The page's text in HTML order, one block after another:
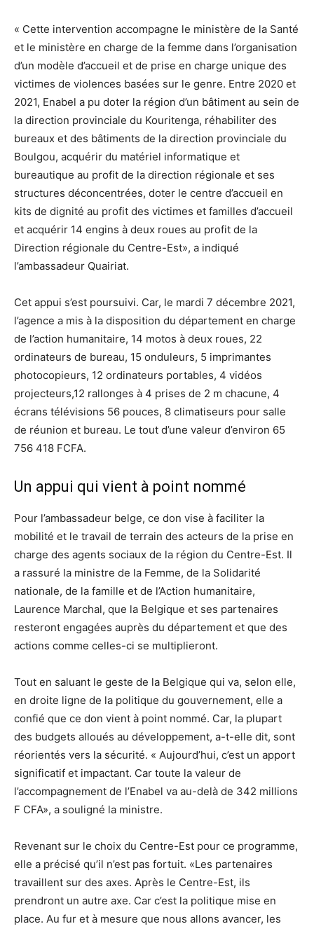
« Cette intervention accompagne le ministère de la Santé
et le ministère en charge de la femme dans l’organisation
d’un modèle d’accueil et de prise en charge unique des
victimes de violences basées sur le genre. Entre 2020 et
2021, Enabel a pu doter la région d’un bâtiment au sein de
la direction provinciale du Kouritenga, réhabiliter des
bureaux et des bâtiments de la direction provinciale du
Boulgou, acquérir du matériel informatique et
bureautique au profit de la direction régionale et ses
structures déconcentrées, doter le centre d’accueil en
kits de dignité au profit des victimes et familles d’accueil
et acquérir 14 engins à deux roues au profit de la
Direction régionale du Centre-Est», a indiqué
l’ambassadeur Quairiat.
Cet appui s’est poursuivi. Car, le mardi 7 décembre 2021,
l’agence a mis à la disposition du département en charge
de l’action humanitaire, 14 motos à deux roues, 22
ordinateurs de bureau, 15 onduleurs, 5 imprimantes
photocopieurs, 12 ordinateurs portables, 4 vidéos
projecteurs,12 rallonges à 4 prises de 2 m chacune, 4
écrans télévisions 56 pouces, 8 climatiseurs pour salle
de réunion et bureau. Le tout d’une valeur d’environ 65
756 418 FCFA.
Un appui qui vient à point nommé
Pour l’ambassadeur belge, ce don vise à faciliter la
mobilité et le travail de terrain des acteurs de la prise en
charge des agents sociaux de la région du Centre-Est. Il
a rassuré la ministre de la Femme, de la Solidarité
nationale, de la famille et de l’Action humanitaire,
Laurence Marchal, que la Belgique et ses partenaires
resteront engagées auprès du département et que des
actions comme celles-ci se multiplieront.
Tout en saluant le geste de la Belgique qui va, selon elle,
en droite ligne de la politique du gouvernement, elle a
confié que ce don vient à point nommé. Car, la plupart
des budgets alloués au développement, a-t-elle dit, sont
réorientés vers la sécurité. « Aujourd’hui, c’est un apport
significatif et impactant. Car toute la valeur de
l’accompagnement de l’Enabel va au-delà de 342 millions
F CFA», a souligné la ministre.
Revenant sur le choix du Centre-Est pour ce programme,
elle a précisé qu’il n’est pas fortuit. «Les partenaires
travaillent sur des axes. Après le Centre-Est, ils
prendront un autre axe. Car c’est la politique mise en
place. Au fur et à mesure que nous allons avancer, les